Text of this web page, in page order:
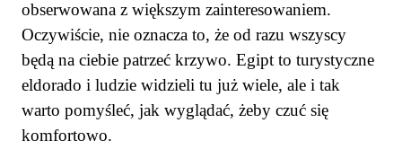
obserwowana z większym zainteresowaniem.
Oczywiście, nie oznacza to, że od razu wszyscy
będą na ciebie patrzeć krzywo. Egipt to turystyczne
eldorado i ludzie widzieli tu już wiele, ale i tak
warto pomyśleć, jak wyglądać, żeby czuć się
komfortowo.